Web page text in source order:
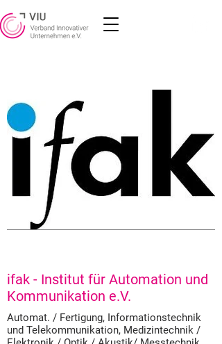
ifak - Institut für Automation und
Kommunikation e.V.
Automat. / Fertigung, Informationstechnik
und Telekommunikation, Medizintechnik /